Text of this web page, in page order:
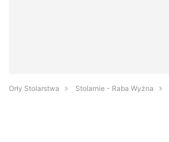
Orły Stolarstwa Stolarnie - Raba Wyżna